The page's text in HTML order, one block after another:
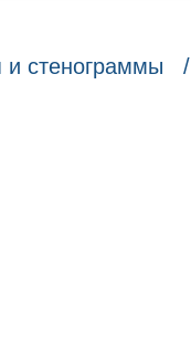
и стенограммы /